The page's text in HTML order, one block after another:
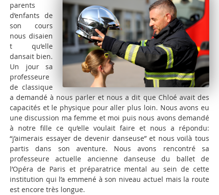
parents
d’enfants de
son cours
nous disaien
t qu’elle
dansait bien.
Un jour sa
professeure
de classique
a demandé à nous parler et nous a dit que Chloé avait des
capacités et le physique pour aller plus loin. Nous avons eu
une discussion ma femme et moi puis nous avons demandé
à notre fille ce qu’elle voulait faire et nous a répondu:
“j’aimerais essayer de devenir danseuse” et nous voilà tous
partis dans son aventure. Nous avons rencontré sa
professeure actuelle ancienne danseuse du ballet de
l’Opéra de Paris et préparatrice mental au sein de cette
institution qui l’a emmené à son niveau actuel mais la route
est encore très longue.